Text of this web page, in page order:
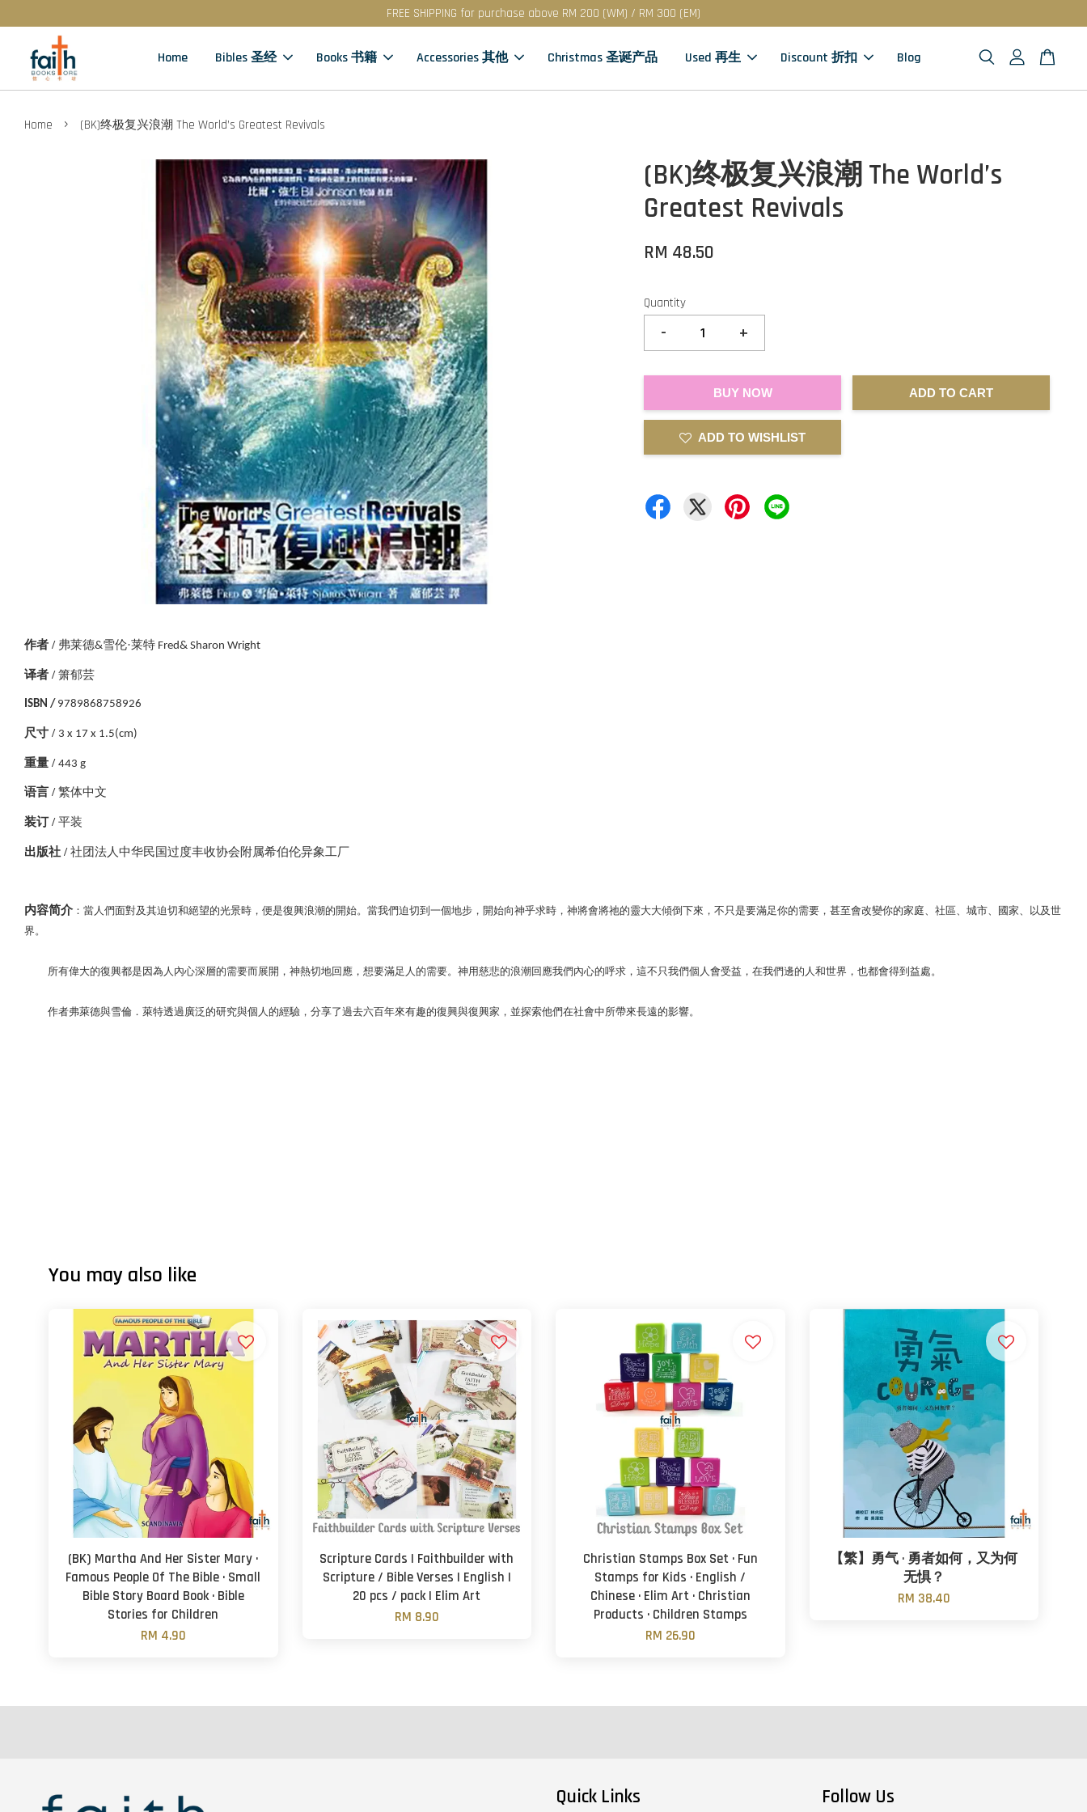
FREE SHIPPING for purchase above RM 200 (WM) / RM 300 (EM)
Home Bibles 圣经 Books 书籍 Accessories 其他 Christmas 圣诞产品 Used 再生 Discount 折扣 Blog
Home › (BK)终极复兴浪潮 The World’s Greatest Revivals
(BK)终极复兴浪潮 The World’s
Greatest Revivals
RM 48.50
Quantity
- +
BUY NOW ADD TO CART
ADD TO WISHLIST
作者 / 弗莱德&雪伦·莱特 Fred& Sharon Wright
译者 /箫郁芸
ISBN / 9789868758926
尺寸 / 3 x 17 x 1.5(cm)
重量 / 443 g
语言 /繁体中文
装订 /平装
出版社 /社团法人中华民国过度丰收协会附属希伯伦异象工厂
内容简介 ：當人們面對及其迫切和絕望的光景時，便是復興浪潮的開始。當我們迫切到一個地步，開始向神乎求時，神將會將祂的靈大大傾倒下來，不只是要滿足你的需要，甚至會改變你的家庭、社區、城市、國家、以及世
界。
所有偉大的復興都是因為人內心深層的需要而展開，神熱切地回應，想要滿足人的需要。神用慈悲的浪潮回應我們內心的呼求，這不只我們個人會受益，在我們邊的人和世界，也都會得到益處。
作者弗萊德與雪倫．萊特透過廣泛的研究與個人的經驗，分享了過去六百年來有趣的復興與復興家，並探索他們在社會中所帶來長遠的影響。
You may also like
(BK) Martha And Her Sister Mary ·
Famous People Of The Bible · Small
Bible Story Board Book · Bible
Stories for Children
RM 4.90
Scripture Cards | Faithbuilder with
Scripture / Bible Verses | English |
20 pcs / pack | Elim Art
RM 8.90
Christian Stamps Box Set · Fun
Stamps for Kids · English /
Chinese · Elim Art · Christian
Products · Children Stamps
RM 26.90
【繁】勇气 · 勇者如何，又为何
无惧？
RM 38.40
Quick Links Follow Us